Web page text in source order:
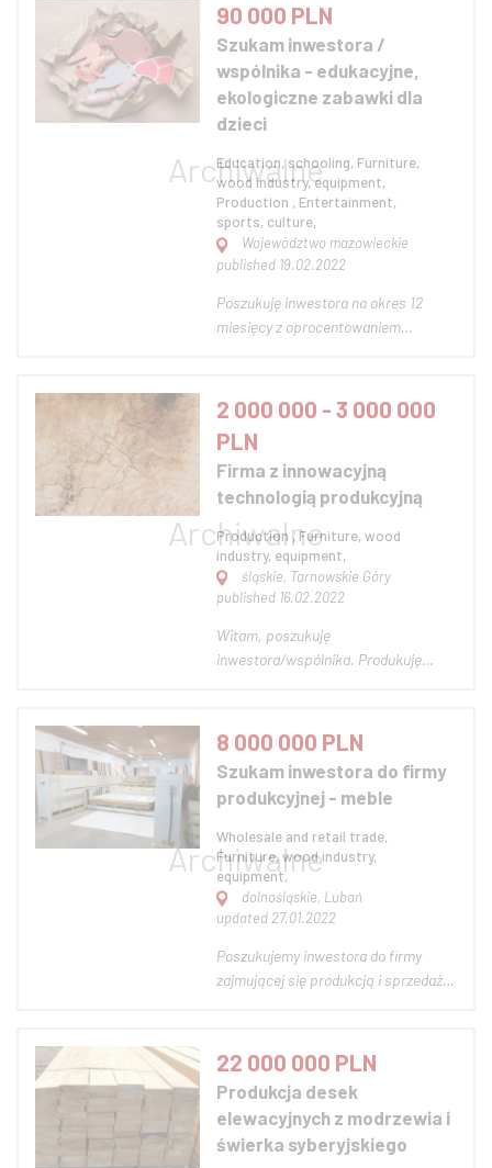
90 000 PLN
Szukam inwestora /
wspólnika - edukacyjne,
ekologiczne zabawki dla
dzieci
Education, schooling, Furniture,
wood industry, equipment,
Production , Entertainment,
sports, culture,
Województwo mazowieckie
published 19.02.2022
Poszukuję inwestora na okres 12
miesięcy z oprocentowaniem
współpracy. W kwestii modelu
biznesowego jestem otwarta na
wypracowanie wspólnego,
korzystnego dla obu stron
rozwiązania. Jestem tw...
2 000 000 - 3 000 000
PLN
Firma z innowacyjną
technologią produkcyjną
Production , Furniture, wood
industry, equipment,
śląskie, Tarnowskie Góry
published 16.02.2022
Witam, poszukuję
inwestora/wspólnika. Produkuję
innowacyjne uszlachetnianie
powierzchni drewna jesteśmy w
stanie wyprodukować płyty
najwyższej jakości (na rynku jesteśmy
z tego zna...
8 000 000 PLN
Szukam inwestora do firmy
produkcyjnej - meble
Wholesale and retail trade,
Furniture, wood industry,
equipment,
dolnośląskie, Lubań
updated 27.01.2022
Poszukujemy inwestora do firmy
zajmującej się produkcją i sprzedażą
i produkujemy od roku 2017 głównie
przez allegro (jesteśmy jednym z
22 000 000 PLN
Produkcja desek
elewacyjnych z modrzewia i
świerka syberyjskiego